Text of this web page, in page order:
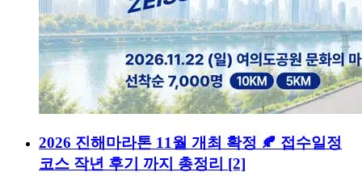
2026 진해마라톤 11월 개최 확정 🍂 접수일정
코스 작년 후기 까지 총정리 [2]